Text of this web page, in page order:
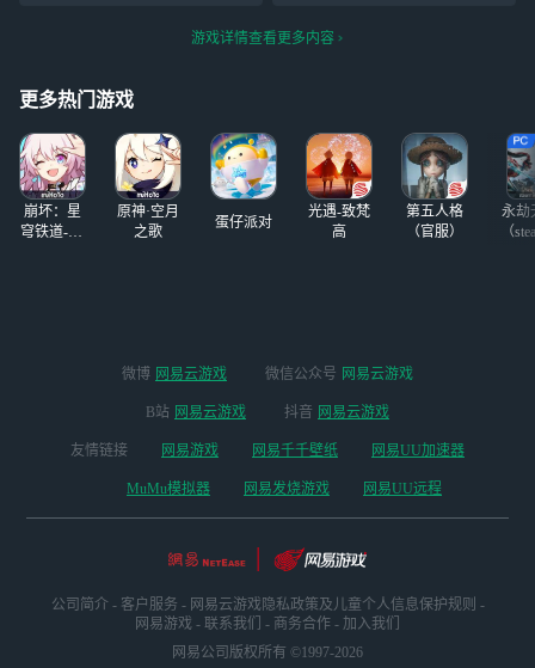
难绷，玩伊蕾什安
的二命，南娜也歪
天没有限免了，悲
坑
易云游戏免下载轻
松在线畅玩《黑色
信标》！ 你可以
通过网易云游戏轻
松体验《黑色信
（安卓和iOS）、P
C（网页及客户
的体验，兼容Mac
和Windows操作系
吧！
游戏详情查看更多内容
更多热门游戏
崩坏：星
穹铁道-4.4
原神·空月
之歌
蛋仔派对
光遇-致梵
高
第五人格
（官服）
永劫
（
微博 网易云游戏 微信公众号 网易云游戏
B站 网易云游戏 抖音 网易云游戏
友情链接 网易游戏 网易千千壁纸 网易UU加速器
MuMu模拟器 网易发烧游戏 网易UU远程
公司简介 - 客户服务 - 网易云游戏隐私政策及儿童个人信息保护规则 -
网易游戏 - 联系我们 - 商务合作 - 加入我们
网易公司版权所有 ©1997-2026